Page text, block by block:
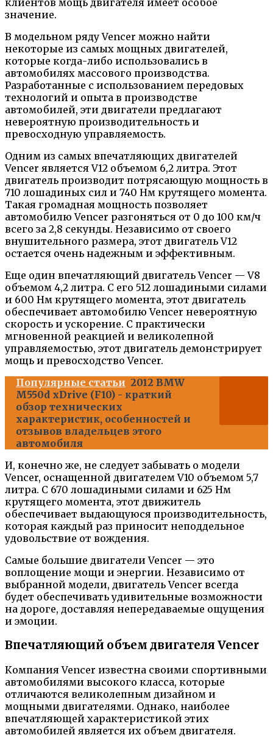
значение.
В модельном ряду Vencer можно найти
некоторые из самых мощных двигателей,
которые когда-либо использовались в
автомобилях массового производства.
Разработанные с использованием передовых
технологий и опыта в производстве
автомобилей, эти двигатели предлагают
невероятную производительность и
превосходную управляемость.
Одним из самых впечатляющих двигателей
Vencer является V12 объемом 6,2 литра. Этот
двигатель производит потрясающую мощность в
710 лошадиных сил и 740 Нм крутящего момента.
Такая громадная мощность позволяет
автомобилю Vencer разгоняться от 0 до 100 км/ч
всего за 2,8 секунды. Независимо от своего
внушительного размера, этот двигатель V12
остается очень надежным и эффективным.
Еще один впечатляющий двигатель Vencer — V8
объемом 4,2 литра. С его 512 лошадиными силами
и 600 Нм крутящего момента, этот двигатель
обеспечивает автомобилю Vencer невероятную
скорость и ускорение. С практически
мгновенной реакцией и великолепной
управляемостью, этот двигатель демонстрирует
мощь и превосходство Vencer.
Популярные статьи 2012 BMW
M550d xDrive (F10) - краткий
обзор технических
характеристик, особенностей и
отзывов владельцев этого
автомобиля
И, конечно же, не следует забывать о модели
Vencer, оснащенной двигателем V10 объемом 5,7
литра. С 670 лошадиными силами и 625 Нм
крутящего момента, этот движитель
обеспечивает выдающуюся производительность,
которая каждый раз приносит неподдельное
удовольствие от вождения.
Самые большие двигатели Vencer — это
воплощение мощи и энергии. Независимо от
выбранной модели, двигатель Vencer всегда
будет обеспечивать удивительные возможности
на дороге, доставляя непередаваемые ощущения
и эмоции.
Впечатляющий объем двигателя Vencer
Компания Vencer известна своими спортивными
автомобилями высокого класса, которые
отличаются великолепным дизайном и
мощными двигателями. Однако, наиболее
впечатляющей характеристикой этих
автомобилей является их объем двигателя.